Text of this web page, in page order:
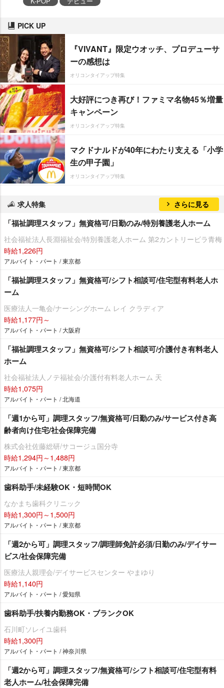
PICK UP
『VIVANT』限定ウオッチ、プロデューサ
ーの感想は
オリコンタイアップ特集
大好評につき再び！ファミマ名物45％増量
キャンペーン
オリコンタイアップ特集
マクドナルドが40年にわたり支える「小学
生の甲子園」
オリコンタイアップ特集
求人特集 さらに見る
「福祉調理スタッフ」無資格可/日勤のみ/特別養護老人ホーム
社会福祉法人長淵福祉会/特別養護老人ホーム 第2カントリービラ青梅
時給1,226円
アルバイト・パート / 東京都
「福祉調理スタッフ」無資格可/シフト相談可/住宅型有料老人ホ
ーム
医療法人一亀会/ナーシングホーム レイ クラディア
時給1,177円～
アルバイト・パート / 大阪府
「福祉調理スタッフ」無資格可/シフト相談可/介護付き有料老人
ホーム
社会福祉法人ノテ福祉会/介護付有料老人ホーム 天
時給1,075円
アルバイト・パート / 北海道
「週1から可」調理スタッフ/無資格可/日勤のみ/サービス付き高
齢者向け住宅/社会保障完備
株式会社佐藤総研/サコージュ国分寺
時給1,294円～1,488円
アルバイト・パート / 東京都
歯科助手/未経験OK・短時間OK
なかまち歯科クリニック
時給1,300円～1,500円
アルバイト・パート / 東京都
「週2から可」調理スタッフ/調理師免許必須/日勤のみ/デイサー
ビス/社会保障完備
医療法人親理会/デイサービスセンター やまゆり
時給1,140円
アルバイト・パート / 愛知県
歯科助手/扶養内勤務OK・ブランクOK
石川町ソレイユ歯科
時給1,300円
アルバイト・パート / 神奈川県
「週2から可」調理スタッフ/無資格可/シフト相談可/住宅型有料
老人ホーム/社会保障完備